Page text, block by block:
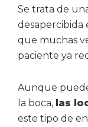
Se trata de
desapercibida
que muchas
paciente ya
Aunque
la boca, las
este tipo de